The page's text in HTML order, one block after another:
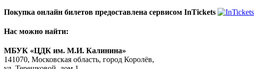
Покупка онлайн билетов предоставлена сервисом InTickets
Нас можно найти:
МБУК «ЦДК им. М.И. Калинина»
141070, Московская область, город Королёв,